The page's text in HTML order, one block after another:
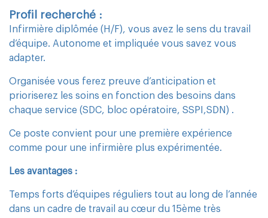
Profil recherché :
Infirmière diplômée (H/F), vous avez le sens du travail
d’équipe. Autonome et impliquée vous savez vous
adapter.
Organisée vous ferez preuve d’anticipation et
prioriserez les soins en fonction des besoins dans
chaque service (SDC, bloc opératoire, SSPI,SDN) .
Ce poste convient pour une première expérience
comme pour une infirmière plus expérimentée.
Les avantages :
Temps forts d’équipes réguliers tout au long de l’année
dans un cadre de travail au cœur du 15ème très